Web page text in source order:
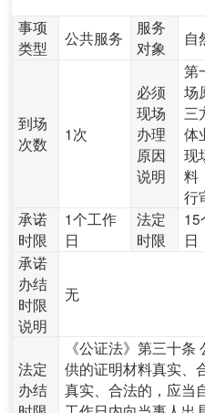
事项
类型
公共服务
服务
对象
自
到场
次数
1次
必须
现场
办理
原因
说明
第
场
三
体
现
料
行
承诺
时限
1个工作
日
法定
时限
15
日
承诺
办结
时限
说明
无
法定
办结
《公证法》第三十
供的证明材料真实、
真实、合法的，应当